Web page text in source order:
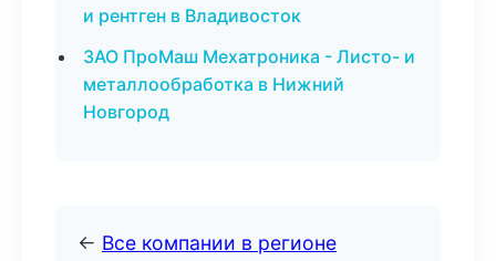
и рентген в Владивосток
ЗАО ПроМаш Мехатроника - Листо- и
металлообработка в Нижний
Новгород
← Все компании в регионе